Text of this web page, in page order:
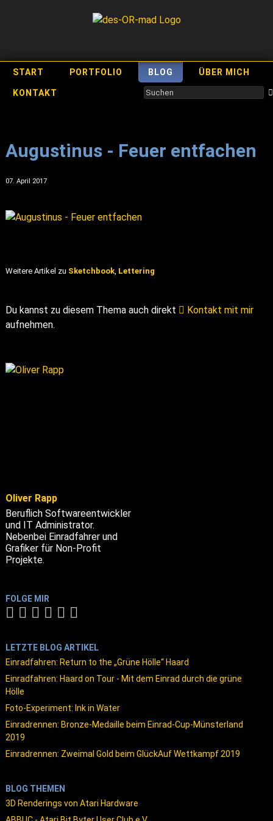
START PORTFOLIO BLOG ÜBER MICH
KONTAKT
Augustinus - Feuer entfachen
07. April 2017
Weitere Artikel zu Sketchbook, Lettering
Du kannst zu diesem Thema auch direkt
Kontakt mit mir
aufnehmen.
Oliver Rapp
Beruflich Softwareentwickler
und IT Administrator.
Nebenbei Einradfahrer und
Grafiker für Non-Profit
Projekte.
FOLGE MIR
LETZTE BLOG ARTIKEL
Einradfahren: Return to the „Grüne Hölle“ Haard
Einradfahren: Haard on Tour - Mit dem Einrad durch die grüne
Hölle
Foto-Experiment: Ink in Water
Einradrennen: Bronze-Medaille beim Einrad-Cup-Münsterland
2019
Einradrennen: Zweimal Gold beim GlückAuf Wettkampf 2019
BLOG THEMEN
3D Renderings von Atari Hardware